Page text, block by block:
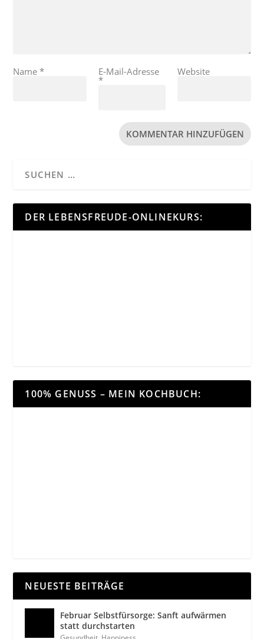
Name* E-Mail-Adresse
*
Website
DER LEBENSFREUDE-ONLINEKURS:
100% GENUSS – MEIN KOCHBUCH:
NEUESTE BEITRÄGE
Februar Selbstfürsorge: Sanft aufwärmen
statt durchstarten